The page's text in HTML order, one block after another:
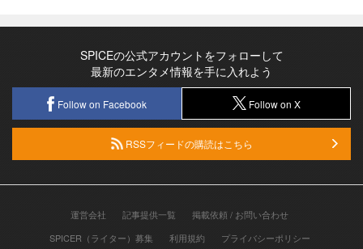
SPICEの公式アカウントをフォローして
最新のエンタメ情報を手に入れよう
Follow on Facebook Follow on X
RSSフィードの購読はこちら
運営会社 記事提供一覧
掲載依頼 / お問い合わせ
SPICER（ライター）募集
利用規約 プライバシーポリシー